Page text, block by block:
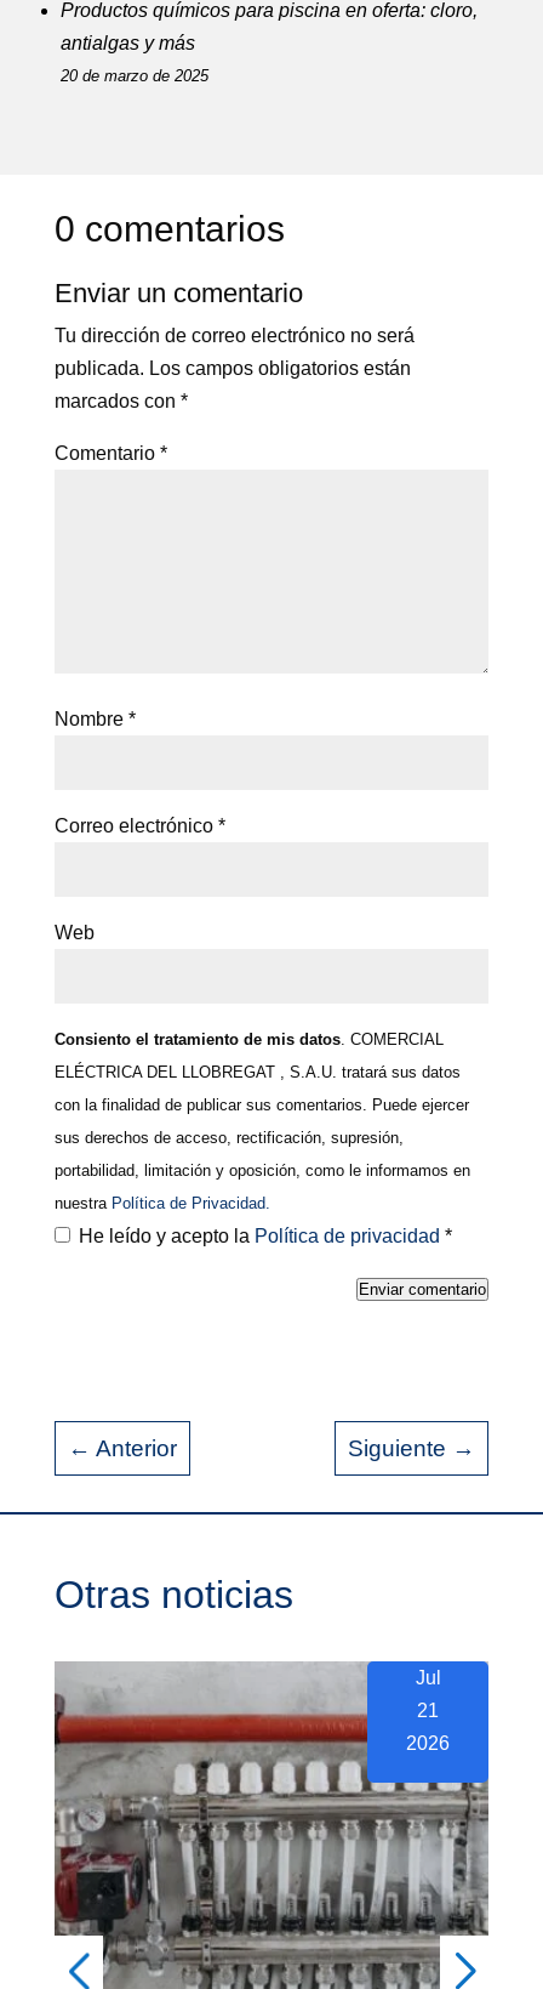
Productos químicos para piscina en oferta: cloro,
antialgas y más
20 de marzo de 2025
0 comentarios
Enviar un comentario
Tu dirección de correo electrónico no será
publicada. Los campos obligatorios están
marcados con *
Comentario *
Nombre *
Correo electrónico *
Web
Consiento el tratamiento de mis datos. COMERCIAL
ELÉCTRICA DEL LLOBREGAT , S.A.U. tratará sus datos
con la finalidad de publicar sus comentarios. Puede ejercer
sus derechos de acceso, rectificación, supresión,
portabilidad, limitación y oposición, como le informamos en
nuestraPolítica de Privacidad.
He leído y acepto la Política de privacidad *
Enviar comentario
← Anterior Siguiente →
Otras noticias
Jul
21
2026